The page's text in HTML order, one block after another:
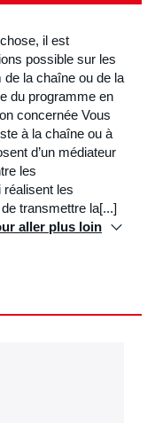
il est
possible sur les
la chaîne ou de la
du programme en
concernée Vous
à la chaîne ou à
d’un médiateur
les
les
transmettre la[...]
aller plus loin